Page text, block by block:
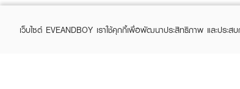
เว็บไซต์ EVEANDBOY เราใช้คุกกี้เพื่อพัฒนาประสิทธิภาพ และปร